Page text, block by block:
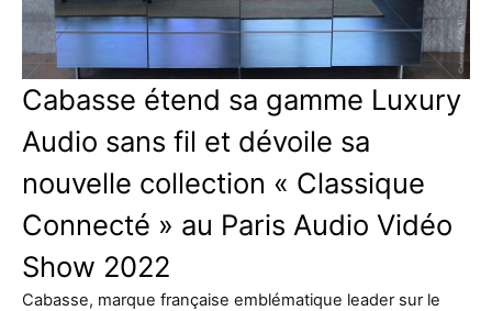
Cabasse étend sa gamme Luxury
Audio sans fil et dévoile sa
nouvelle collection « Classique
Connecté » au Paris Audio Vidéo
Show 2022
Cabasse, marque française emblématique leader sur le